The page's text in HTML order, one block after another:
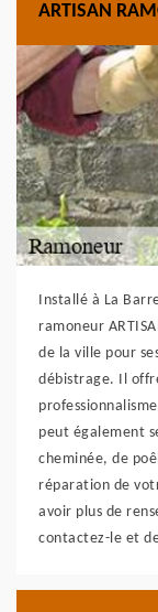
ARTISAN
Installé à La
ramoneur
de la ville pour
débistrage. Il
peut également
cheminée, de
réparation de
avoir plus de
contactez-le et